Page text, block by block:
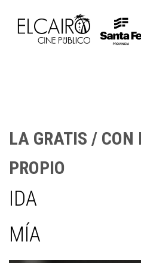
EL CINE
LA GRATIS / CON
PROPIO
IDA
MÍA